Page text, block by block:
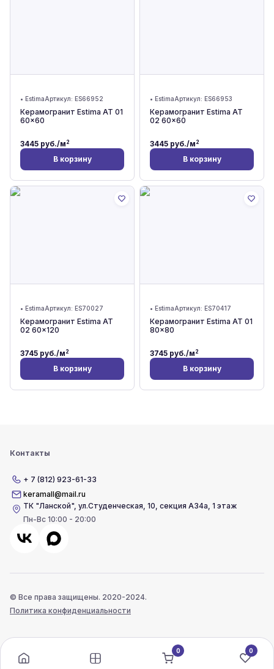
• EstimaАртикул: ES66952
Керамогранит Estima AT 01
60x60
3445 руб./м2
В корзину
• EstimaАртикул: ES66953
Керамогранит Estima AT
02 60x60
3445 руб./м2
В корзину
• EstimaАртикул: ES70027
Керамогранит Estima AT
02 60x120
3745 руб./м2
В корзину
• EstimaАртикул: ES70417
Керамогранит Estima AT 01
80x80
3745 руб./м2
В корзину
Контакты
+ 7 (812) 923-61-33
keramall@mail.ru
ТК "Ланской",ул.Студенческая, 10, секция А34а, 1 этаж
Пн-Вс 10:00 - 20:00
© Все права защищены. 2020-2024.
Политика конфиденциальности
0 0